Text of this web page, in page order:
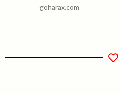
goharax.com